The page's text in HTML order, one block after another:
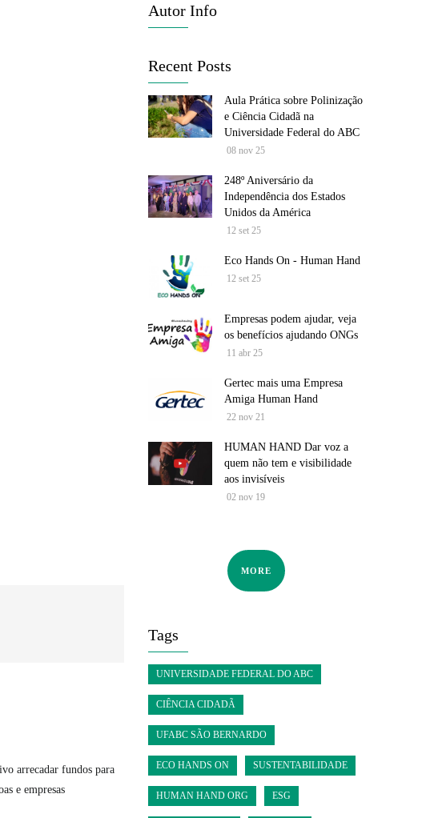
arrecadar fundos para
e empresas
Autor Info
Recent Posts
Aula Prática sobre Polinização
e Ciência Cidadã na
Universidade Federal do ABC
08 nov 25
248º Aniversário da
Independência dos Estados
Unidos da América
12 set 25
Eco Hands On - Human Hand
12 set 25
Empresas podem ajudar, veja
os benefícios ajudando ONGs
11 abr 25
Gertec mais uma Empresa
Amiga Human Hand
22 nov 21
HUMAN HAND Dar voz a
quem não tem e visibilidade
aos invisíveis
02 nov 19
MORE
Tags
UNIVERSIDADE FEDERAL DO ABC
CIÊNCIA CIDADÃ
UFABC SÃO BERNARDO
ECO HANDS ON SUSTENTABILIDADE
HUMAN HAND ORG ESG